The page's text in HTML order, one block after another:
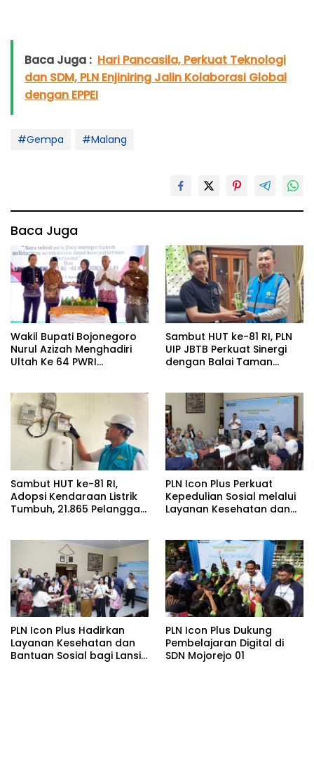
Baca Juga : Hari Pancasila, Perkuat Teknologi
dan SDM, PLN Enjiniring Jalin Kolaborasi Global
dengan EPPEI
#Gempa #Malang
Baca Juga
Wakil Bupati Bojonegoro
Nurul Azizah Menghadiri
Ultah Ke 64 PWRI
Sambut HUT ke-81 RI, PLN
UIP JBTB Perkuat Sinergi
dengan Balai Taman
SUTET 500 kV Paiton–
Watudodol/Kalipuro
Sambut HUT ke-81 RI,
Adopsi Kendaraan Listrik
Tumbuh, 21.865 Pelanggan
pada Semester I 2026
PLN Icon Plus Perkuat
Kepedulian Sosial melalui
Layanan Kesehatan dan
PLN Icon Plus Hadirkan
Layanan Kesehatan dan
Bantuan Sosial bagi Lansia
PLN Icon Plus Dukung
Pembelajaran Digital di
SDN Mojorejo 01